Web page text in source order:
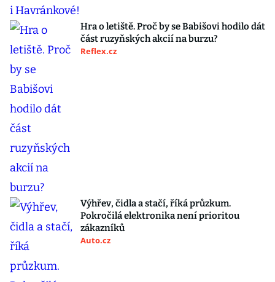
Hra o letiště. Proč by se Babišovi hodilo dát
část ruzyňských akcií na burzu?
Reflex.cz
Výhřev, čidla a stačí, říká průzkum.
Pokročilá elektronika není prioritou
zákazníků
Auto.cz